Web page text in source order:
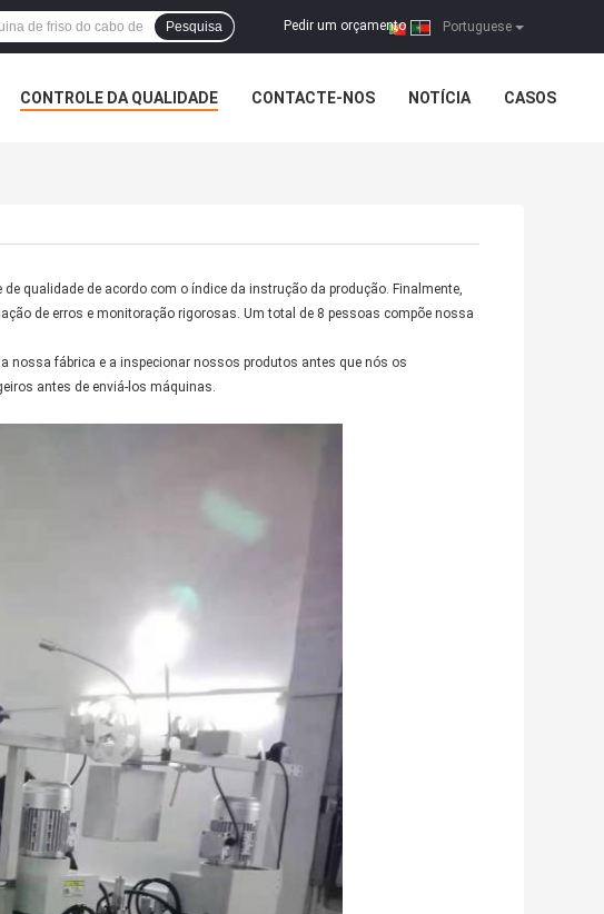
Portuguese
Pedir um orçamento |
Pesquisa
CONTROLE DA QUALIDADE CONTACTE-NOS NOTÍCIA CASOS
qualidade de acordo com o índice da instrução da produção. Finalmente,
de erros e monitoração rigorosas. Um total de 8 pessoas compõe nossa
nossa fábrica e a inspecionar nossos produtos antes que nós os
antes de enviá-los máquinas.